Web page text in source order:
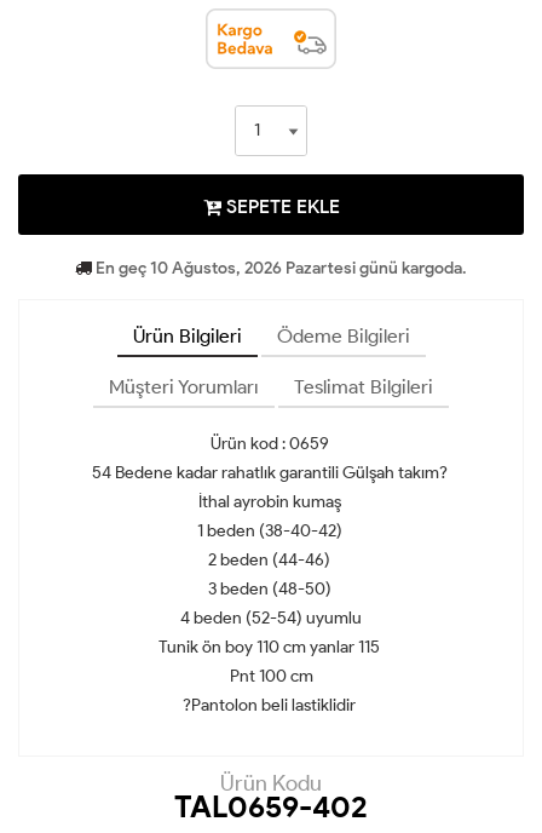
SEPETE EKLE
En geç 10 Ağustos, 2026 Pazartesi günü kargoda.
Ürün Bilgileri Ödeme Bilgileri
Müşteri Yorumları Teslimat Bilgileri
Ürün kod : 0659
54 Bedene kadar rahatlık garantili Gülşah takım?
İthal ayrobin kumaş
1 beden (38-40-42)
2 beden (44-46)
3 beden (48-50)
4 beden (52-54) uyumlu
Tunik ön boy 110 cm yanlar 115
Pnt 100 cm
?Pantolon beli lastiklidir
Ürün Kodu
TAL0659-402